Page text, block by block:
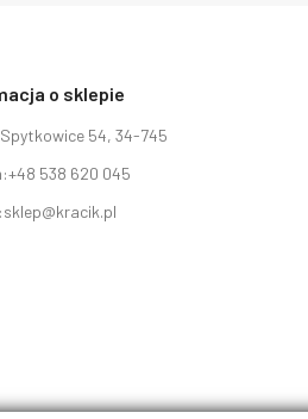
o sklepie
Spytkowice 54, 34-745
+48 538 620 045
sklep@kracik.pl